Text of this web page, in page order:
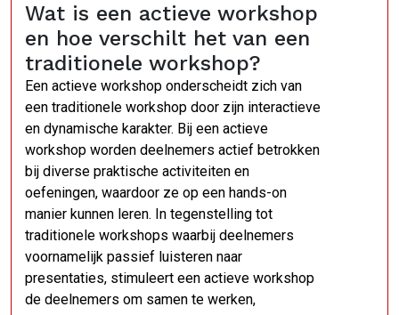
Wat is een actieve workshop
en hoe verschilt het van een
traditionele workshop?
Een actieve workshop onderscheidt zich van
een traditionele workshop door zijn interactieve
en dynamische karakter. Bij een actieve
workshop worden deelnemers actief betrokken
bij diverse praktische activiteiten en
oefeningen, waardoor ze op een hands-on
manier kunnen leren. In tegenstelling tot
traditionele workshops waarbij deelnemers
voornamelijk passief luisteren naar
presentaties, stimuleert een actieve workshop
de deelnemers om samen te werken,